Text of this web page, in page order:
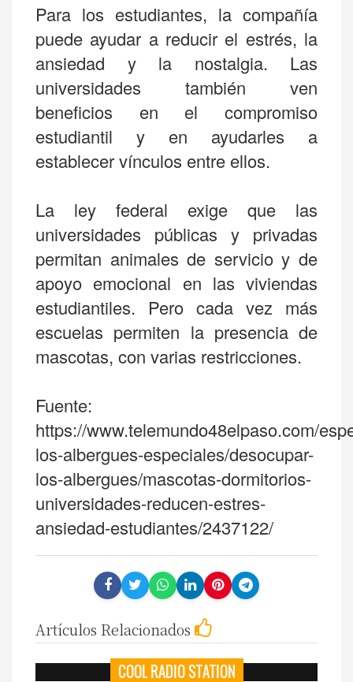
Para los estudiantes, la compañía
puede ayudar a reducir el estrés, la
ansiedad y la nostalgia. Las
universidades también ven
beneficios en el compromiso
estudiantil y en ayudarles a
establecer vínculos entre ellos.
La ley federal exige que las
universidades públicas y privadas
permitan animales de servicio y de
apoyo emocional en las viviendas
estudiantiles. Pero cada vez más
escuelas permiten la presencia de
mascotas, con varias restricciones.
Fuente:
https://www.telemundo48elpaso.com/
los-albergues-especiales/desocupar-
los-albergues/mascotas-dormitorios-
universidades-reducen-estres-
ansiedad-estudiantes/2437122/
Artículos Relacionados
COOL RADIO STATION